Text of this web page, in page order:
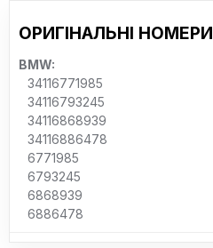
ОРИГІНАЛЬНІ НОМЕРИ
BMW:
34116771985
34116793245
34116868939
34116886478
6771985
6793245
6868939
6886478